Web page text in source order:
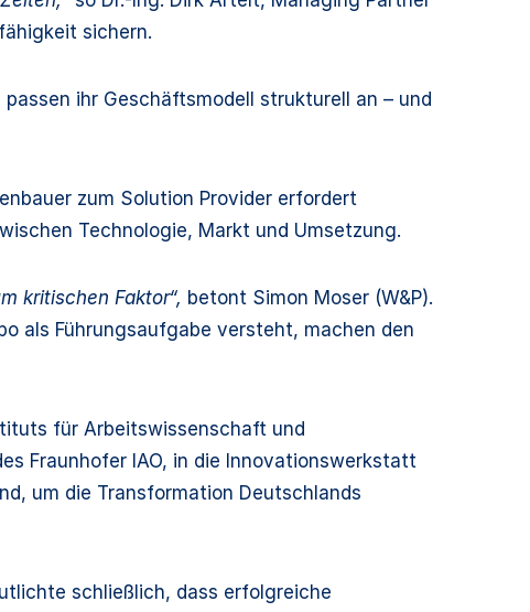
sichern.
ihr Geschäftsmodell strukturell an – und
zum Solution Provider erfordert
Technologie, Markt und Umsetzung.
kritischen Faktor“, betont Simon Moser (W&P).
als Führungsaufgabe versteht, machen den
für Arbeitswissenschaft und
Fraunhofer IAO, in die Innovationswerkstatt
um die Transformation Deutschlands
schließlich, dass erfolgreiche